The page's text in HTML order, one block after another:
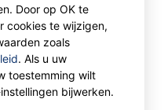
GetTransport®
Limited.
Door op OK te
cookies te wijzigen,
zoals
. Als u uw
toestemming wilt
bijwerken.